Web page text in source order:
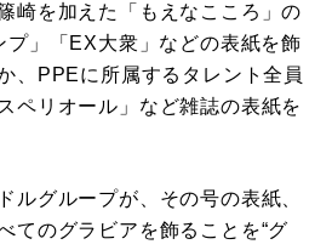
崎を加えた「もえなこころ」の
プ」「EX大衆」などの表紙を飾
、PPEに所属するタレント全員
ペリオール」など雑誌の表紙を
グループが、その号の表紙、
てのグラビアを飾ることを“グ